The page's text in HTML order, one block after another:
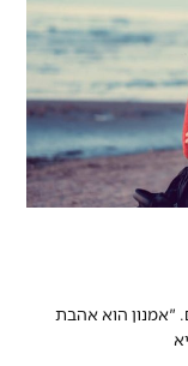
"אמנון הוא אהבת